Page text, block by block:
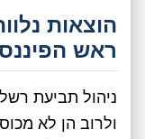
הוצאות
ראש
ניהול תביעת
ולרוב הן לא